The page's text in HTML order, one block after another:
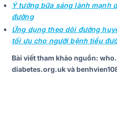
Ý tưởng bữa sáng lành mạnh
đường
Ứng dụng theo dõi đường
tối ưu cho người bệnh tiểu
Bài viết tham khảo nguồn:
diabetes.org.uk và